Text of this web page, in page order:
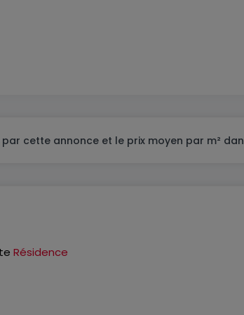
cette annonce et le prix moyen par m²
Résidence